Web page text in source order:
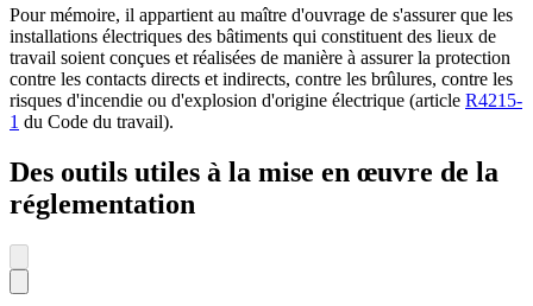
Pour mémoire, il appartient au maître d'ouvrage de s'assurer que les
installations électriques des bâtiments qui constituent des lieux de
travail soient conçues et réalisées de manière à assurer la protection
contre les contacts directs et indirects, contre les brûlures, contre les
risques d'incendie ou d'explosion d'origine électrique (article R4215-
1 du Code du travail).
Des outils utiles à la mise en œuvre de la
réglementation